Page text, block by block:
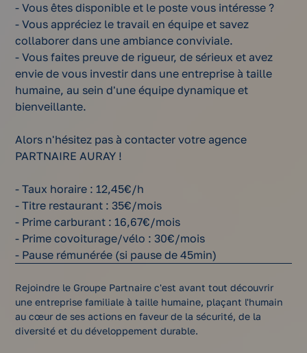
- Vous êtes disponible et le poste vous intéresse ?
- Vous appréciez le travail en équipe et savez
collaborer dans une ambiance conviviale.
- Vous faites preuve de rigueur, de sérieux et avez
envie de vous investir dans une entreprise à taille
humaine, au sein d'une équipe dynamique et
bienveillante.
Alors n'hésitez pas à contacter votre agence
PARTNAIRE AURAY !
- Taux horaire : 12,45€/h
- Titre restaurant : 35€/mois
- Prime carburant : 16,67€/mois
- Prime covoiturage/vélo : 30€/mois
- Pause rémunérée (si pause de 45min)
Rejoindre le Groupe Partnaire c'est avant tout découvrir
une entreprise familiale à taille humaine, plaçant l'humain
au cœur de ses actions en faveur de la sécurité, de la
diversité et du développement durable.